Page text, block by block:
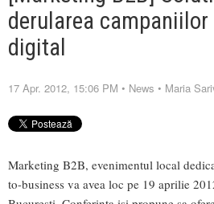
derularea campaniilor
digital
17 Apr. 2012, 15:06 PM • News • Maria
Marketing B2B, evenimentul local
to-business va avea loc pe 19 aprilie